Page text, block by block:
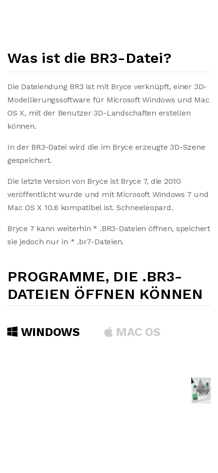
Was ist die BR3-Datei?
Die Dateiendung BR3 ist mit Bryce verknüpft, einer 3D-
Modellierungssoftware für Microsoft Windows und Mac
OS X, mit der Benutzer 3D-Landschaften erstellen
können.
In der BR3-Datei wird die im Bryce erzeugte 3D-Szene
gespeichert.
Die letzte Version von Bryce ist Bryce 7, die 2010
veröffentlicht wurde und mit Microsoft Windows 7 und
Mac OS X 10.6 kompatibel ist. Schneeleopard.
Bryce 7 kann weiterhin * .BR3-Dateien öffnen, speichert
sie jedoch nur in * .br7-Dateien.
PROGRAMME, DIE .BR3-
DATEIEN ÖFFNEN KÖNNEN
WINDOWS MAC OS